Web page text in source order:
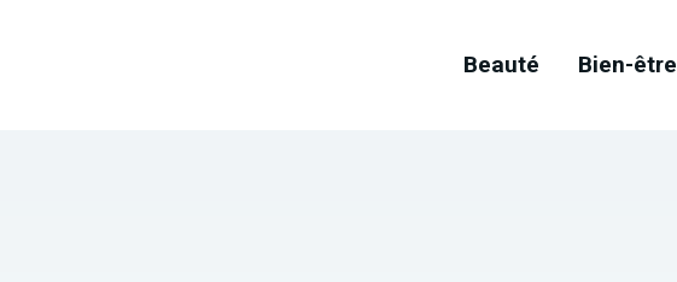
Beauté Bien-être